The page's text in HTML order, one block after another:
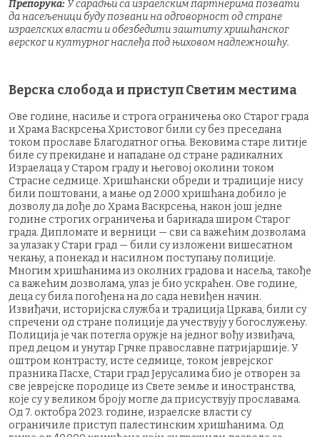
Препорука: У сарадњи са израелским партнерима позвати
да насељеници буду позвани на одговорност од стране
израелских власти и обезбедити заштиту хришћанског
верског и културног наслеђа под њиховом надлежношћу.
Верска слобода и приступ Светим местима
Ове године, насиље и строга ограничења око Старог града
и Храма Васкрсења Христовог били су без преседана
током прославе Благодатног огња. Вековима старе литије
биле су прекидане и нападане од стране радикалних
Израелаца у Старом граду и његовој околини током
Страсне седмице. Хришћански обреди и традиције нису
били поштовани, а мање од 2.000 хришћана добило је
дозволу да дође до Храма Васкрсења, након још једне
године строгих ограничења и барикада широм Старог
града. Дипломате и верници — сви са важећим дозволама
за улазак у Стари град — били су изложени вишесатном
чекању, а понекад и насилном поступању полиције.
Многим хришћанима из околних градова и насеља, такође
са важећим дозволама, улаз је био ускраћен. Ове године,
деца су била погођена на до сада невиђен начин.
Извиђачи, историјска служба и традиција Цркава, били су
спречени од стране полиције да учествују у богослужењу.
Полиција је чак потегла оружје на једног вођу извиђача,
пред децом и унутар Грчке православне патријаршије. У
оштром контрасту, исте седмице, током јеврејског
празника Пасхе, Стари град Јерусалима био је отворен за
све јеврејске породице из Свете земље и иностранства,
које су у великом броју могле да присуствују прославама.
Од 7. октобра 2023. године, израелске власти су
ограничиле приступ палестинским хришћанима. Од